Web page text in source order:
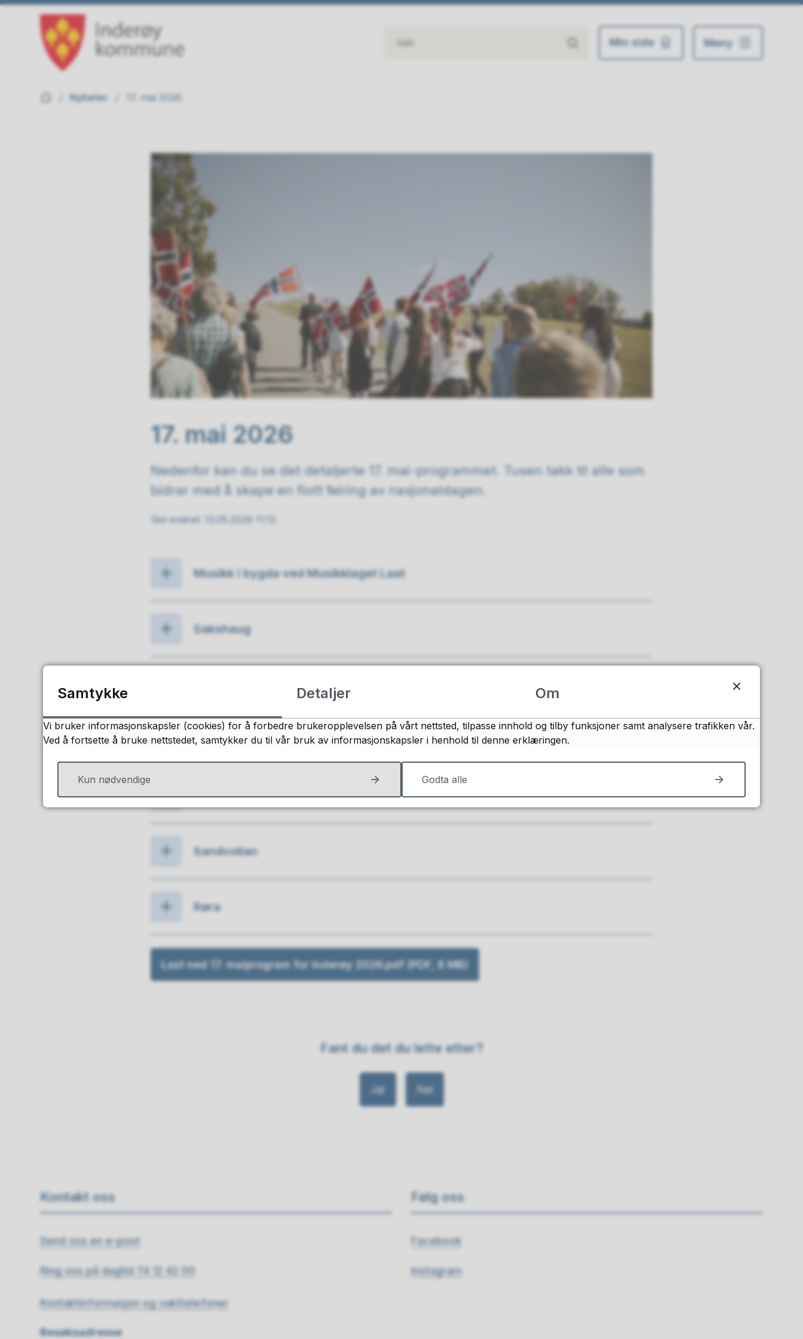
Min side Meny
Du er her:Nyheter 17. mai 2026
17. mai 2026
Nedenfor kan du se det detaljerte 17. mai-programmet. Tusen takk til alle som
bidrar med å skape en flott feiring av nasjonaldagen.
Sist endret 13.05.2026 11:12
Musikk i bygda ved Musikklaget Laat
Sakshaug
Oppvekstsenter Vest
Kjerknesvågen
Sandvollan
Røra
Last ned 17. maiprogram for Inderøy 2026.pdf (PDF, 8 MB)
Fant du det du lette etter?
Ja Nei
Kontakt oss
Send oss en e-post
Ring oss på dagtid 74 12 42 00
Kontaktinformasjon og vakttelefoner
Besøksadresse
Følg oss
Facebook
Instagram
Samtykke Detaljer Om
Vi bruker informasjonskapsler (cookies) for å forbedre brukeropplevelsen på vårt nettsted, tilpasse innhold og tilby funksjoner samt analysere trafikken vår.
Ved å fortsette å bruke nettstedet, samtykker du til vår bruk av informasjonskapsler i henhold til denne erklæringen.
Kun nødvendige Godta alle